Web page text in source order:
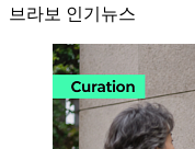
브라보 인기뉴스